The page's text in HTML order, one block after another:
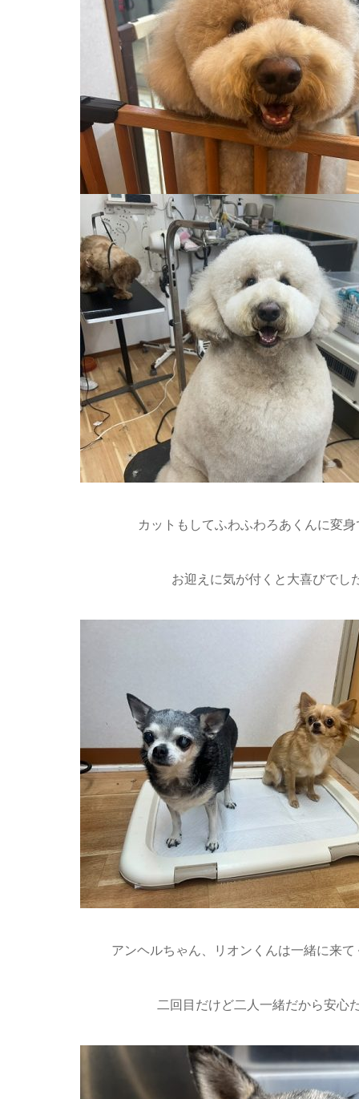
カットもしてふわふわろあくんに変
お迎えに気が付くと大喜びでし
アンヘルちゃん、リオンくんは一緒に来
二回目だけど二人一緒だから安心